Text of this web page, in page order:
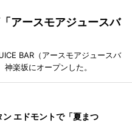
アースモアジュースバ
BAR（アースモアジュースバ
楽坂にオープンした。
エドモントで「夏まつ